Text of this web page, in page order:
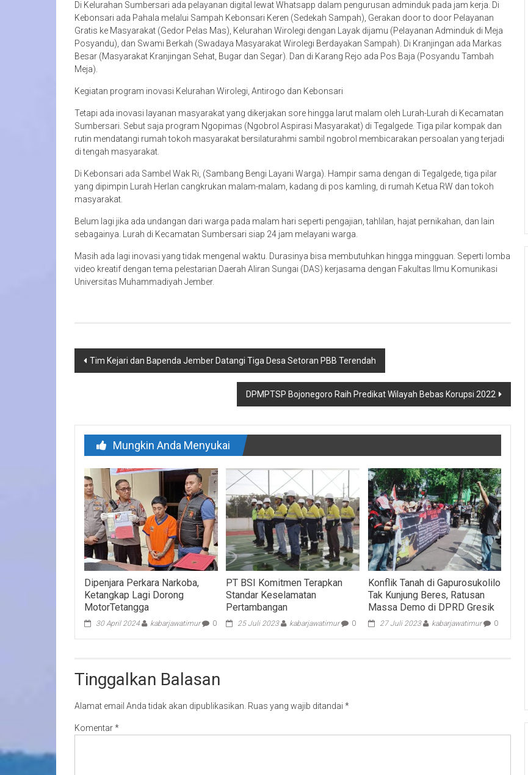
Di Kelurahan Sumbersari ada pelayanan digital lewat Whatsapp dalam pengurusan adminduk pada jam kerja. Di
Kebonsari ada Pahala melalui Sampah Kebonsari Keren (Sedekah Sampah), Gerakan door to door Pelayanan
Gratis ke Masyarakat (Gedor Pelas Mas), Kelurahan Wirolegi dengan Layak dijamu (Pelayanan Adminduk di Meja
Posyandu), dan Swami Berkah (Swadaya Masyarakat Wirolegi Berdayakan Sampah). Di Kranjingan ada Markas
Besar (Masyarakat Kranjingan Sehat, Bugar dan Segar). Dan di Karang Rejo ada Pos Baja (Posyandu Tambah
Meja).
Kegiatan program inovasi Kelurahan Wirolegi, Antirogo dan Kebonsari
Tetapi ada inovasi layanan masyarakat yang dikerjakan sore hingga larut malam oleh Lurah-Lurah di Kecamatan
Sumbersari. Sebut saja program Ngopimas (Ngobrol Aspirasi Masyarakat) di Tegalgede. Tiga pilar kompak dan
rutin mendatangi rumah tokoh masyarakat bersilaturahmi sambil ngobrol membicarakan persoalan yang terjadi
di tengah masyarakat.
Di Kebonsari ada Sambel Wak Ri, (Sambang Bengi Layani Warga). Hampir sama dengan di Tegalgede, tiga pilar
yang dipimpin Lurah Herlan cangkrukan malam-malam, kadang di pos kamling, di rumah Ketua RW dan tokoh
masyarakat.
Belum lagi jika ada undangan dari warga pada malam hari seperti pengajian, tahlilan, hajat pernikahan, dan lain
sebagainya. Lurah di Kecamatan Sumbersari siap 24 jam melayani warga.
Masih ada lagi inovasi yang tidak mengenal waktu. Durasinya bisa membutuhkan hingga mingguan. Seperti lomba
video kreatif dengan tema pelestarian Daerah Aliran Sungai (DAS) kerjasama dengan Fakultas Ilmu Komunikasi
Universitas Muhammadiyah Jember.
Navigasi
Tim Kejari dan Bapenda Jember Datangi Tiga Desa Setoran PBB Terendah
DPMPTSP Bojonegoro Raih Predikat Wilayah Bebas Korupsi 2022
Mungkin Anda Menyukai
Dipenjara Perkara Narkoba,
Ketangkap Lagi Dorong
MotorTetangga
30 April 2024 kabarjawatimur 0
PT BSI Komitmen Terapkan
Standar Keselamatan
Pertambangan
25 Juli 2023 kabarjawatimur 0
Konflik Tanah di Gapurosukolilo
Tak Kunjung Beres, Ratusan
Massa Demo di DPRD Gresik
27 Juli 2023 kabarjawatimur 0
Tinggalkan Balasan
Alamat email Anda tidak akan dipublikasikan. Ruas yang wajib ditandai *
Komentar*